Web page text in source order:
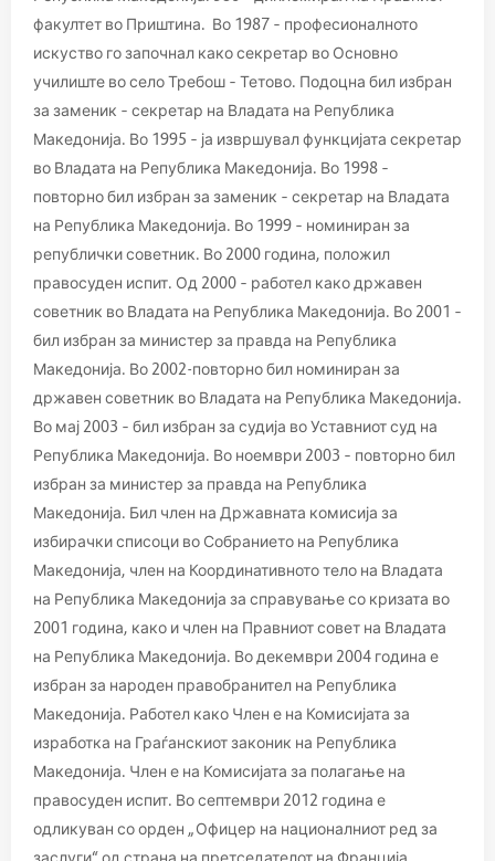
факултет во Приштина. Во 1987 – професионалното
искуство го започнал како секретар во Основно
училиште во село Требош – Тетово. Подоцна бил избран
за заменик – секретар на Владата на Република
Македонија. Во 1995 – ја извршувал функцијата секретар
во Владата на Република Македонија. Во 1998 –
повторно бил избран за заменик – секретар на Владата
на Република Македонија. Во 1999 – номиниран за
републички советник. Во 2000 година, положил
правосуден испит. Од 2000 – работел како државен
советник во Владата на Република Македонија. Во 2001 –
бил избран за министер за правда на Република
Македонија. Во 2002-повторно бил номиниран за
државен советник во Владата на Република Македонија.
Во мај 2003 – бил избран за судија во Уставниот суд на
Република Македонија. Во ноември 2003 – повторно бил
избран за министер за правда на Република
Македонија. Бил член на Државната комисија за
избирачки списоци во Собранието на Република
Македонија, член на Координативното тело на Владата
на Република Македонија за справување со кризата во
2001 година, како и член на Правниот совет на Владата
на Република Македонија. Во декември 2004 година е
избран за народен правобранител на Република
Македонија. Работел како Член е на Комисијата за
изработка на Граѓанскиот законик на Република
Македонија. Член е на Комисијата за полагање на
правосуден испит. Во септември 2012 година е
одликуван со орден „Офицер на националниот ред за